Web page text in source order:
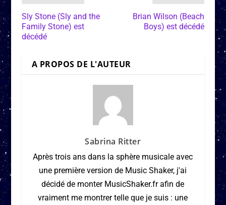
Sly Stone (Sly and the
Family Stone) est
décédé
Brian Wilson (Beach
Boys) est décédé
A PROPOS DE L'AUTEUR
Sabrina Ritter
Après trois ans dans la sphère musicale avec
une première version de Music Shaker, j'ai
décidé de monter MusicShaker.fr afin de
vraiment me montrer telle que je suis : une